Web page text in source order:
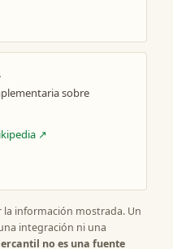
sobre
↗
información mostrada. Un
integración ni una
no es una fuente